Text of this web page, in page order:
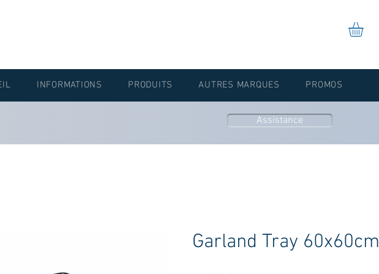
Garland Tray 60x60cm
Assistance
INFORMATIONS PRODUITS AUTRES MARQUES PROMOS